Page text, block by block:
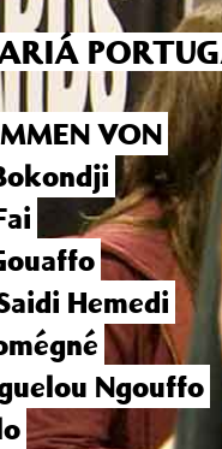
VON
Hemedi
Ngouffo